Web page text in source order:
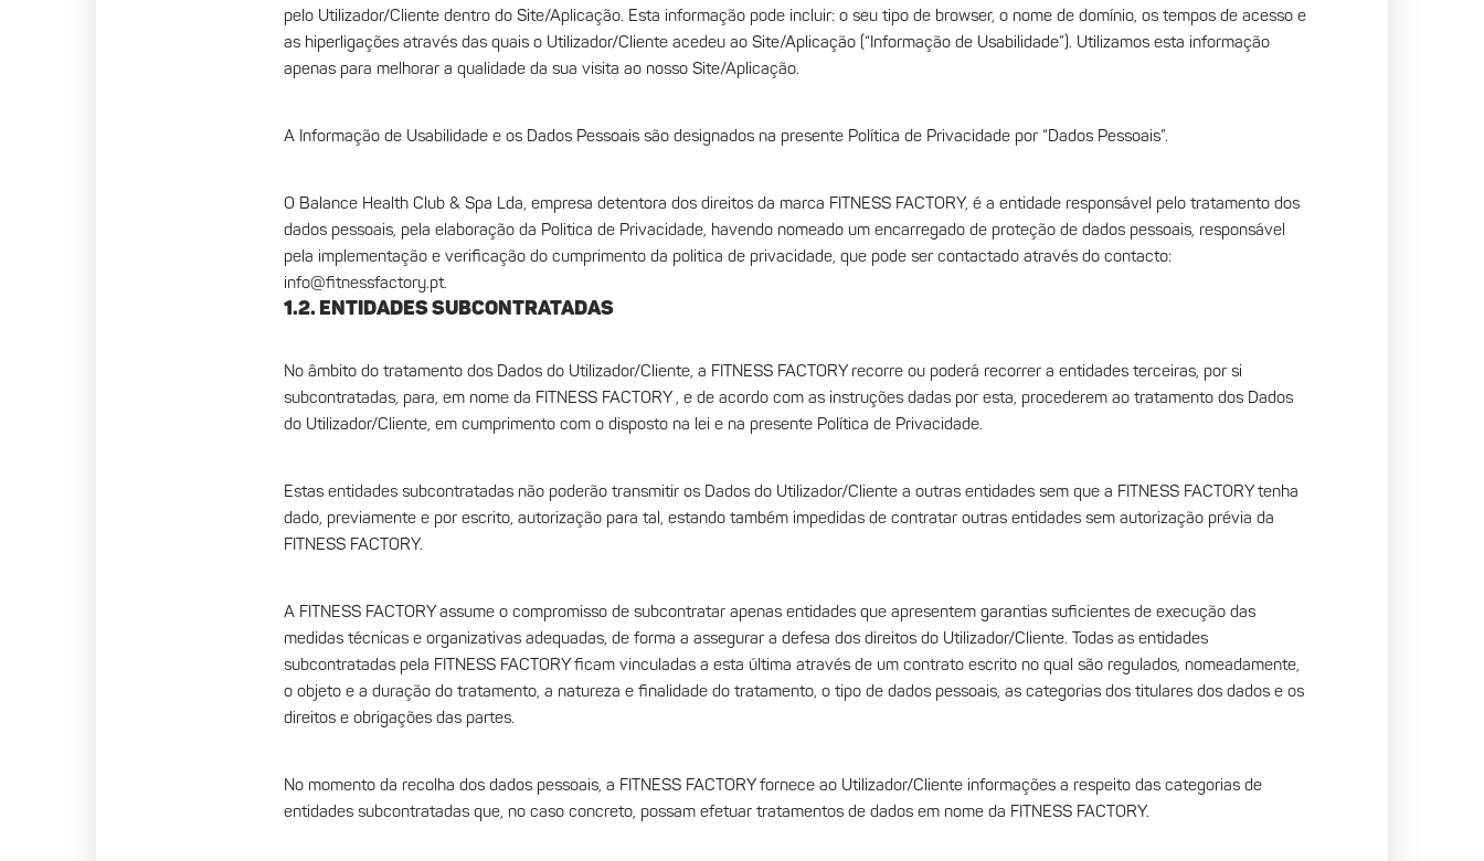
pelo Utilizador/Cliente dentro do Site/Aplicação. Esta informação pode incluir: o seu tipo de browser, o nome de domínio, os tempos de acesso e
as hiperligações através das quais o Utilizador/Cliente acedeu ao Site/Aplicação (“Informação de Usabilidade”). Utilizamos esta informação
apenas para melhorar a qualidade da sua visita ao nosso Site/Aplicação.
A Informação de Usabilidade e os Dados Pessoais são designados na presente Política de Privacidade por “Dados Pessoais”.
O Balance Health Club & Spa Lda, empresa detentora dos direitos da marca FITNESS FACTORY, é a entidade responsável pelo tratamento dos
dados pessoais, pela elaboração da Politica de Privacidade, havendo nomeado um encarregado de proteção de dados pessoais, responsável
pela implementação e verificação do cumprimento da politica de privacidade, que pode ser contactado através do contacto:
info@fitnessfactory.pt.
1.2. ENTIDADES SUBCONTRATADAS
No âmbito do tratamento dos Dados do Utilizador/Cliente, a FITNESS FACTORY recorre ou poderá recorrer a entidades terceiras, por si
subcontratadas, para, em nome da FITNESS FACTORY , e de acordo com as instruções dadas por esta, procederem ao tratamento dos Dados
do Utilizador/Cliente, em cumprimento com o disposto na lei e na presente Política de Privacidade.
Estas entidades subcontratadas não poderão transmitir os Dados do Utilizador/Cliente a outras entidades sem que a FITNESS FACTORY tenha
dado, previamente e por escrito, autorização para tal, estando também impedidas de contratar outras entidades sem autorização prévia da
FITNESS FACTORY.
A FITNESS FACTORY assume o compromisso de subcontratar apenas entidades que apresentem garantias suficientes de execução das
medidas técnicas e organizativas adequadas, de forma a assegurar a defesa dos direitos do Utilizador/Cliente. Todas as entidades
subcontratadas pela FITNESS FACTORY ficam vinculadas a esta última através de um contrato escrito no qual são regulados, nomeadamente,
o objeto e a duração do tratamento, a natureza e finalidade do tratamento, o tipo de dados pessoais, as categorias dos titulares dos dados e os
direitos e obrigações das partes.
No momento da recolha dos dados pessoais, a FITNESS FACTORY fornece ao Utilizador/Cliente informações a respeito das categorias de
entidades subcontratadas que, no caso concreto, possam efetuar tratamentos de dados em nome da FITNESS FACTORY.